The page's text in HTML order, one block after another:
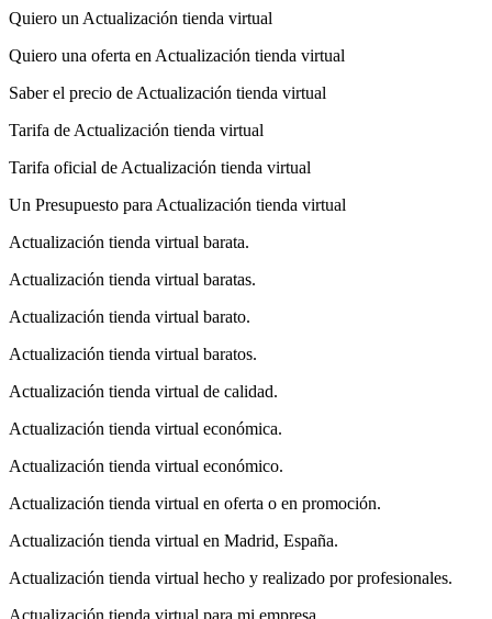
Quiero un Actualización tienda virtual
Quiero una oferta en Actualización tienda virtual
Saber el precio de Actualización tienda virtual
Tarifa de Actualización tienda virtual
Tarifa oficial de Actualización tienda virtual
Un Presupuesto para Actualización tienda virtual
Actualización tienda virtual barata.
Actualización tienda virtual baratas.
Actualización tienda virtual barato.
Actualización tienda virtual baratos.
Actualización tienda virtual de calidad.
Actualización tienda virtual económica.
Actualización tienda virtual económico.
Actualización tienda virtual en oferta o en promoción.
Actualización tienda virtual en Madrid, España.
Actualización tienda virtual hecho y realizado por profesionales.
Actualización tienda virtual para mi empresa.